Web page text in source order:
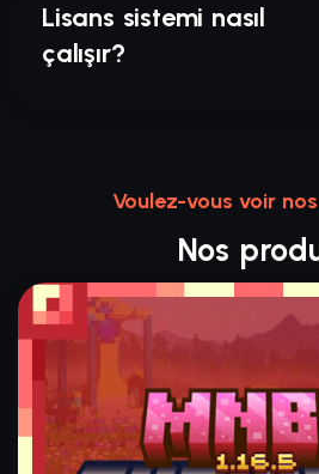
Lisans sistemi nasıl
çalışır?
Voulez-vous voir
Nos